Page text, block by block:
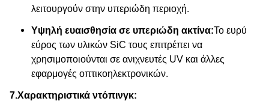
λειτουργούν στην υπεριώδη περιοχή.
Υψηλή ευαισθησία σε υπεριώδη ακτίνα:Το ευρύ
εύρος των υλικών SiC τους επιτρέπει να
χρησιμοποιούνται σε ανιχνευτές UV και άλλες
εφαρμογές οπτικοηλεκτρονικών.
7.Χαρακτηριστικά ντόπινγκ: